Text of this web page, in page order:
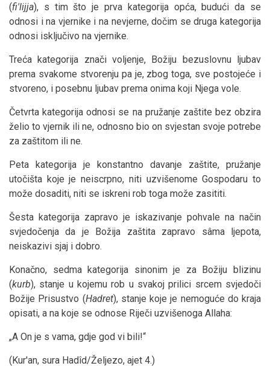
(fi'lijja), s tim što je prva kategorija opća, budući da se
odnosi i na vjernike i na nevjerne, dočim se druga kategorija
odnosi isključivo na vjernike.
Treća kategorija znači voljenje, Božiju bezuslovnu ljubav
prema svakome stvorenju pa je, zbog toga, sve postojeće i
stvoreno, i posebnu ljubav prema onima koji Njega vole.
Četvrta kategorija odnosi se na pružanje zaštite bez obzira
želio to vjernik ili ne, odnosno bio on svjestan svoje potrebe
za zaštitom ili ne.
Peta kategorija je konstantno davanje zaštite, pružanje
utočišta koje je neiscrpno, niti uzvišenome Gospodaru to
može dosaditi, niti se iskreni rob toga može zasititi.
Šesta kategorija zapravo je iskazivanje pohvale na način
svjedočenja da je Božija zaštita zapravo sâma ljepota,
neiskazivi sjaj i dobro.
Konačno, sedma kategorija sinonim je za Božiju blizinu
(kurb), stanje u kojemu rob u svakoj prilici srcem svjedoči
Božije Prisustvo (Hadret), stanje koje je nemoguće do kraja
opisati, a na koje se odnose Riječi uzvišenoga Allaha:
„A On je s vama, gdje god vi bili!“
(Kur'an, sura Hadîd/Željezo, ajet 4.)